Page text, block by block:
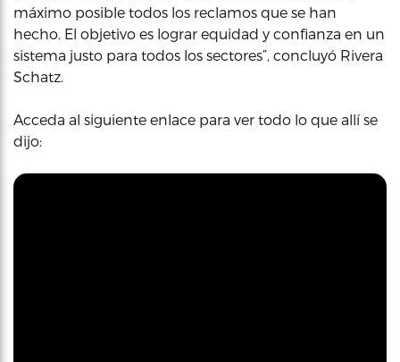
máximo posible todos los reclamos que se han
hecho. El objetivo es lograr equidad y confianza en un
sistema justo para todos los sectores”, concluyó Rivera
Schatz.
Acceda al siguiente enlace para ver todo lo que allí se
dijo: